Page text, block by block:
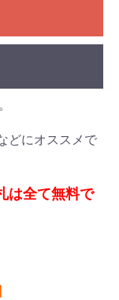
どにオススメで
は全て無料で